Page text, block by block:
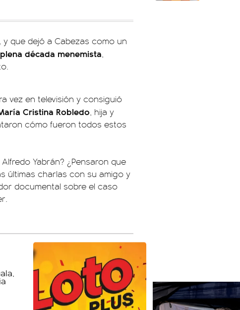
y que dejó a Cabezas como un
década menemista,
vez en televisión y consiguió
Cristina Robledo, hija y
cómo fueron todos estos
Yabrán? ¿Pensaron que
últimas charlas con su amigo y
documental sobre el caso